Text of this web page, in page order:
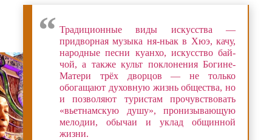
Традиционные виды искусства —
придворная музыка ня-ньак в Хюэ, качу,
народные песни куанхо, искусство бай-
чой, а также культ поклонения Богине-
Матери трёх дворцов — не только
обогащают духовную жизнь общества, но
и позволяют туристам прочувствовать
«вьетнамскую душу», пронизывающую
мелодии, обычаи и уклад общинной
жизни.